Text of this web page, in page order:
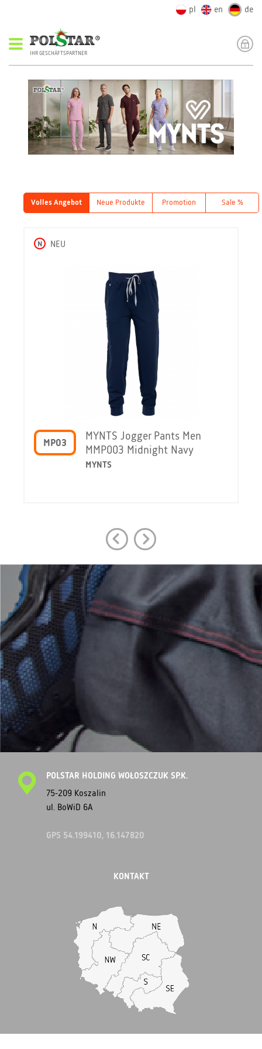
pl en de
IHR GESCHÄFTSPARTNER
Volles Angebot Neue Produkte Promotion Sale %
N NEU
MP03
MYNTS Jogger Pants Men
MMP003 Midnight Navy
MYNTS
POLSTAR HOLDING WOŁOSZCZUK SP.K.
75-209 Koszalin
ul. BoWiD 6A
GPS 54.199410, 16.147820
KONTAKT